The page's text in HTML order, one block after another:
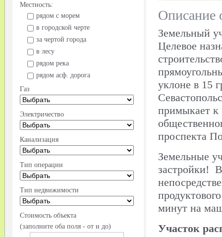
Местность:
рядом с морем
в городской черте
за чертой города
в лесу
рядом река
рядом асф. дорога
Газ
Электричество
Канализация
Тип операции
Тип недвижимости
Стоимость объекта
(заполните оба поля - от и до)
Описание
Земельный
Целевое
уклоне в 15
примыкает к
проспекта
Земельные
застройки!
минут на
Участок